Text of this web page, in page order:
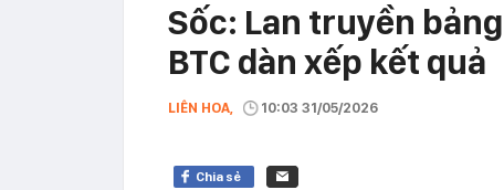
Sốc: Lan truyền
BTC dàn xếp kết quả
LIÊN HOA, 10:03 31/05/2026
Chia sẻ